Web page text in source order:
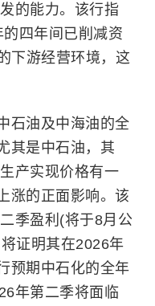
的能力。该行指
四年间已削减资
下游经营环境，这
石油及中海油的全
其是中石油，其
产实现价格有一
涨的正面影响。该
季盈利(将于8月公
证明其在2026年
预期中石化的全年
年第二季将面临